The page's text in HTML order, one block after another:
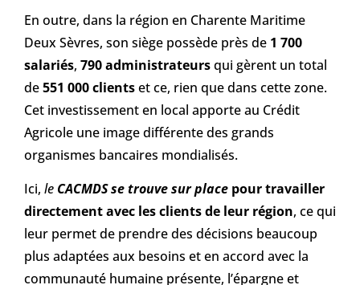
En outre, dans la région en Charente Maritime
Deux Sèvres, son siège possède près de 1 700
salariés, 790 administrateursqui gèrent un total
de551 000 clientset ce, rien que dans cette zone.
Cet investissement en local apporte au Crédit
Agricole une image différente des grands
organismes bancaires mondialisés.
Ici, le CACMDS se trouve sur place pour travailler
directement avec les clients de leur région, ce qui
leur permet de prendre des décisions beaucoup
plus adaptées aux besoins et en accord avec la
communauté humaine présente, l’épargne et